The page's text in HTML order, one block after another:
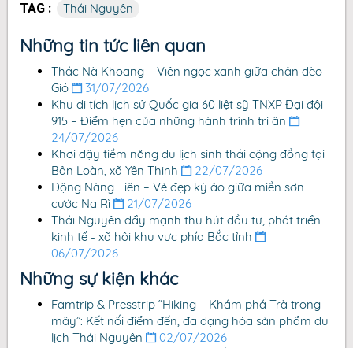
TAG : Thái Nguyên
Những tin tức liên quan
Thác Nà Khoang – Viên ngọc xanh giữa chân đèo
Gió
31/07/2026
Khu di tích lịch sử Quốc gia 60 liệt sỹ TNXP Đại đội
915 – Điểm hẹn của những hành trình tri ân
24/07/2026
Khơi dậy tiềm năng du lịch sinh thái cộng đồng tại
Bản Loàn, xã Yên Thịnh
22/07/2026
Động Nàng Tiên – Vẻ đẹp kỳ ảo giữa miền sơn
cước Na Rì
21/07/2026
Thái Nguyên đẩy mạnh thu hút đầu tư, phát triển
kinh tế - xã hội khu vực phía Bắc tỉnh
06/07/2026
Những sự kiện khác
Famtrip & Presstrip “Hiking – Khám phá Trà trong
mây”: Kết nối điểm đến, đa dạng hóa sản phẩm du
lịch Thái Nguyên
02/07/2026